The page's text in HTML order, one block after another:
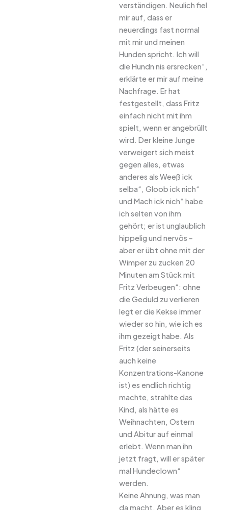
verständigen. Neulich fiel
mir auf, dass er
neuerdings fast normal
mit mir und meinen
Hunden spricht. Ich will
die Hundn nis ersrecken“,
erklärte er mir auf meine
Nachfrage. Er hat
festgestellt, dass Fritz
einfach nicht mit ihm
spielt, wenn er angebrüllt
wird. Der kleine Junge
verweigert sich meist
gegen alles, etwas
anderes als Weeß ick
selba“, Gloob ick nich“
und Mach ick nich“ habe
ich selten von ihm
gehört; er ist unglaublich
hippelig und nervös –
aber er übt ohne mit der
Wimper zu zucken 20
Minuten am Stück mit
Fritz Verbeugen“: ohne
die Geduld zu verlieren
legt er die Kekse immer
wieder so hin, wie ich es
ihm gezeigt habe. Als
Fritz (der seinerseits
auch keine
Konzentrations-Kanone
ist) es endlich richtig
machte, strahlte das
Kind, als hätte es
Weihnachten, Ostern
und Abitur auf einmal
erlebt. Wenn man ihn
jetzt fragt, will er später
mal Hundeclown“
werden.
Keine Ahnung, was man
da macht. Aber es kling